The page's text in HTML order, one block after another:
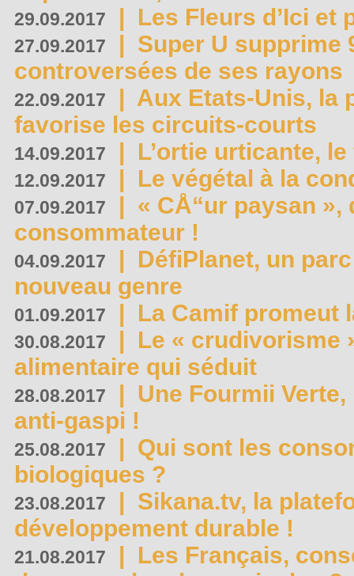
29.09.2017 | Les Fleurs d’Ici et
27.09.2017 | Super U supprime
controversées de ses rayons
22.09.2017 | Aux Etats-Unis, la
favorise les circuits-courts
14.09.2017 | L’ortie urticante,
12.09.2017 | Le végétal à la
07.09.2017 | « CÅ“ur paysan
consommateur !
04.09.2017 | DéfiPlanet, un
nouveau genre
01.09.2017 | La Camif promeut
30.08.2017 | Le « crudivorisme
alimentaire qui séduit
28.08.2017 | Une Fourmii
anti-gaspi !
25.08.2017 | Qui sont les
biologiques ?
23.08.2017 | Sikana.tv, la
développement durable !
21.08.2017 | Les Français,